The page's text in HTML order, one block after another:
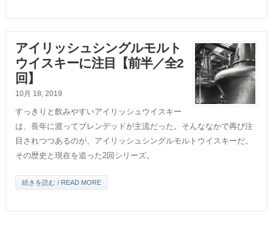
アイリッシュシングルモルト
ウイスキーに注目【前半／全2
回】
10月 18, 2019
すっきりと飲みやすいアイリッシュウイスキー
は、長年に渡ってブレンデッドが主流だった。そんななかで再び注
目されつつあるのが、アイリッシュシングルモルトウイスキーだ。
その歴史と現在を追った2回シリーズ。
続きを読む / READ MORE